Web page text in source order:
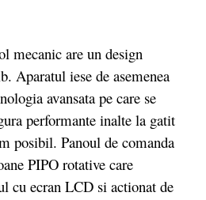
are un design
Aparatul iese de asemenea
avansata pe care se
performante inalte la gatit
posibil. Panoul de comanda
PIPO rotative care
cu ecran LCD si actionat de